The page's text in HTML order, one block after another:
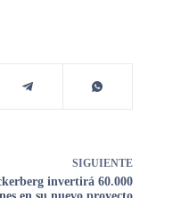
SIGUIENTE
invertirá 60.000